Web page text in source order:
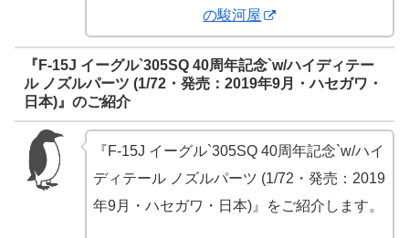
の駿河屋
『F-15J イーグル`305SQ 40周年記念`w/ハイディテー
ル ノズルパーツ (1/72・発売：2019年9月・ハセガワ・
日本)』のご紹介
『F-15J イーグル`305SQ 40周年記念`w/ハイ
ディテール ノズルパーツ (1/72・発売：2019
年9月・ハセガワ・日本)』をご紹介します。